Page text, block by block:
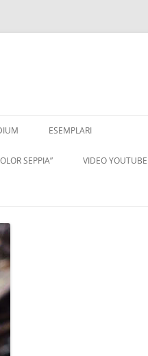
ESEMPLARI
SEPPIA” VIDEO YOUTUBE